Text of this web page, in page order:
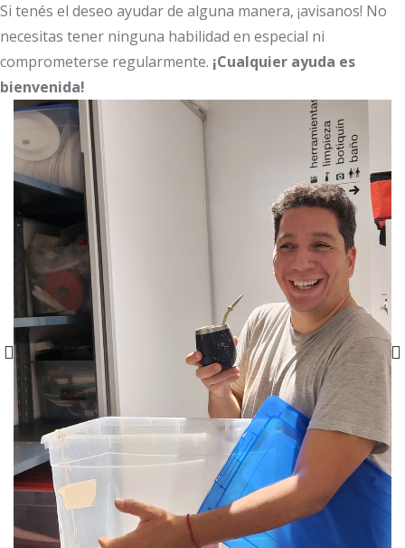
Si tenés el deseo ayudar de alguna manera, ¡avisanos! No
necesitas tener ninguna habilidad en especial ni
comprometerse regularmente. ¡Cualquier ayuda es
bienvenida!